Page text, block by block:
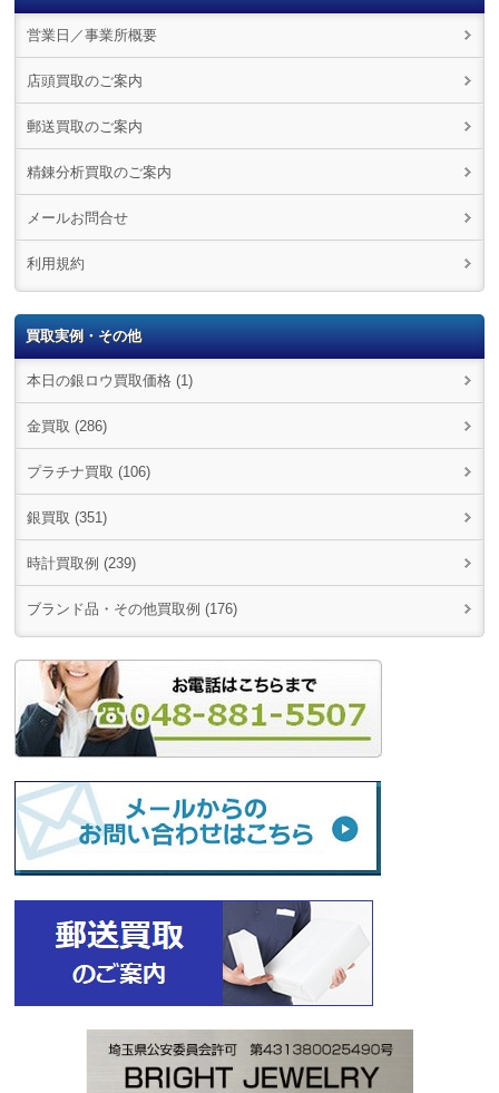
営業日／事業所概要
店頭買取のご案内
郵送買取のご案内
精錬分析買取のご案内
メールお問合せ
利用規約
買取実例・その他
本日の銀ロウ買取価格 (1)
金買取 (286)
プラチナ買取 (106)
銀買取 (351)
時計買取例 (239)
ブランド品・その他買取例 (176)